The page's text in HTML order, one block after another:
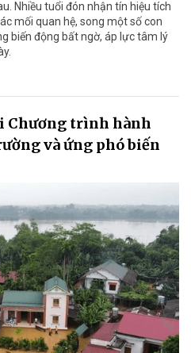
Nhiều tuổi đón nhận tín hiệu tích
mối quan hệ, song một số con
biến động bất ngờ, áp lực tâm lý
Chương trình hành
và ứng phó biến